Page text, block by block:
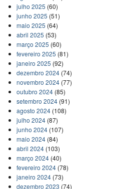
julho 2025 (60)
junho 2025 (51)
maio 2025 (64)
abril 2025 (53)
março 2025 (60)
fevereiro 2025 (81)
janeiro 2025 (92)
dezembro 2024(74)
novembro 2024(77)
outubro 2024(85)
setembro 2024(91)
agosto 2024(108)
julho 2024(87)
junho 2024(107)
maio 2024(84)
abril 2024(103)
março 2024(40)
fevereiro 2024(78)
janeiro 2024(73)
dezembro 2023 (74)